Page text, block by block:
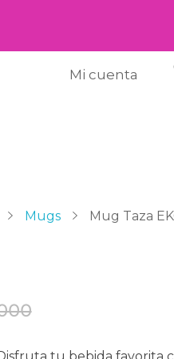
Mi cuenta
Mugs Mug Taza